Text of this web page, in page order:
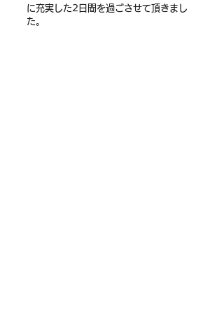
に充実した2日間を過ごさせて頂きまし
た。